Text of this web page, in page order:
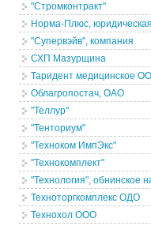
"Стромконтракт"
Норма-Плюс,
"Супервэйв", компания
СХП Мазурщина
Таридент медицинское
Облагропостач, ОАО
"Теллур"
"Тенториум"
"Техноком ИмпЭкс"
"Технокомплект"
"Технология", обнинское
Техноторгкомплекс ОДО
Технохол ООО